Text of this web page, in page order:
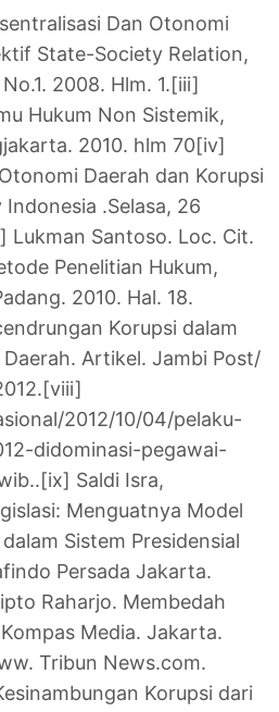
Dan Otonomi
State-Society Relation,
2008. Hlm. 1.[iii]
Hukum Non Sistemik,
2010. hlm 70[iv]
Daerah dan Korupsi
.Selasa, 26
Lukman Santoso. Loc. Cit.
Penelitian Hukum,
2010. Hal. 18.
Korupsi dalam
Artikel. Jambi Post/
[viii]
2012/10/04/pelaku-
didominasi-pegawai-
[ix] Saldi Isra,
Menguatnya Model
Sistem Presidensial
Persada Jakarta.
Raharjo. Membedah
Media. Jakarta.
Tribun News.com.
Korupsi dari